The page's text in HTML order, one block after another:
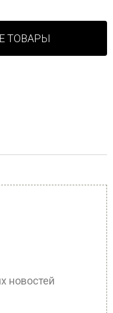
ТОВАРЫ
новостей